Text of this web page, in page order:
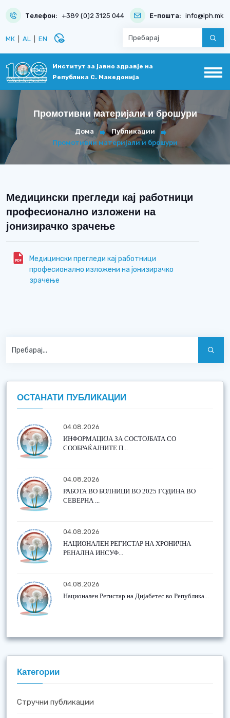
Телефон: +389 (0)2 3125 044 Е-пошта: info@iph.mk
МК AL EN disabled_visible
Институт за јавно здравје на
Република С. Македонија
Промотивни материјали и брошури
Дома
Публикации
Промотивни материјали и брошури
Медицински прегледи кај работници
професионално изложени на
јонизирачко зрачење
Медицински прегледи кај работници
професионално изложени на јонизирачко
зрачење
ОСТАНАТИ ПУБЛИКАЦИИ
04.08.2026
ИНФОРМАЦИЈА ЗА СОСТОЈБАТА СО
СООБРАЌАЈНИТЕ П...
04.08.2026
РАБОТА ВО БОЛНИЦИ ВО 2025 ГОДИНА ВО
СЕВЕРНА ...
04.08.2026
НАЦИОНАЛЕН РЕГИСТАР НА ХРОНИЧНА
РЕНАЛНА ИНСУФ...
04.08.2026
Национален Регистар на Дијабетес во Република...
Категории
Стручни публикации